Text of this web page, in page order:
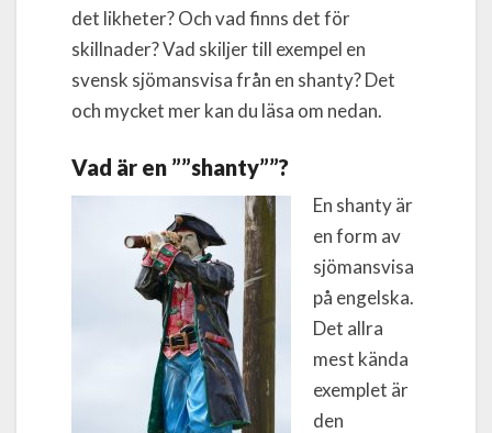
det likheter? Och vad finns det för
skillnader? Vad skiljer till exempel en
svensk sjömansvisa från en shanty? Det
och mycket mer kan du läsa om nedan.
Vad är en ””shanty””?
En shanty är
en form av
sjömansvisa
på engelska.
Det allra
mest kända
exemplet är
den